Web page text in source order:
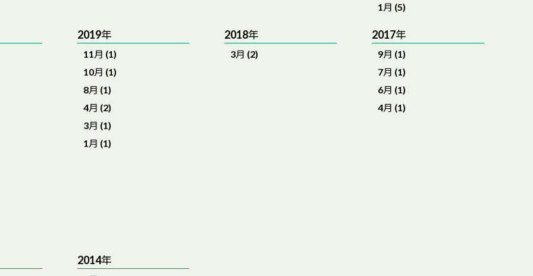
1月 (5)
2019年
11月 (1)
10月 (1)
8月 (1)
4月 (2)
3月 (1)
1月 (1)
2018年
3月 (2)
2017年
9月 (1)
7月 (1)
6月 (1)
4月 (1)
2014年